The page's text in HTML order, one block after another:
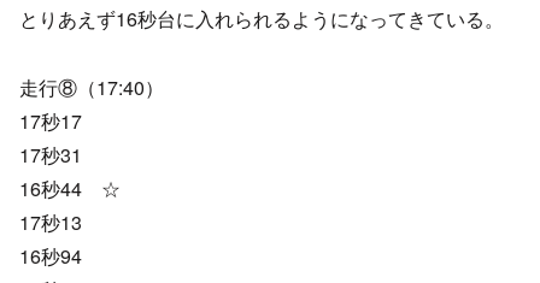
とりあえず16秒台に入れられるようになってきている。
走行⑧（17:40）
17秒17
17秒31
16秒44 ☆
17秒13
16秒94